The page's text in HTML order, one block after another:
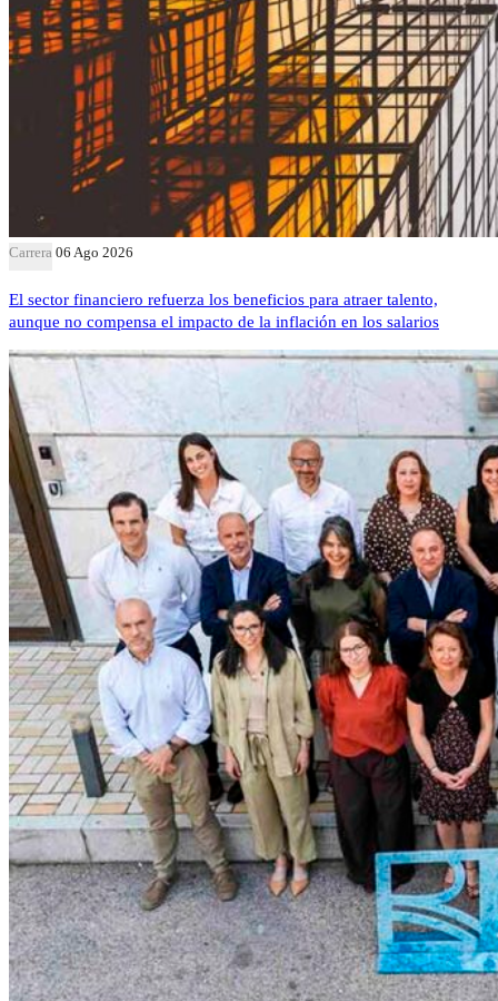
Carrera 06 Ago 2026
El sector financiero refuerza los beneficios para atraer talento,
aunque no compensa el impacto de la inflación en los salarios